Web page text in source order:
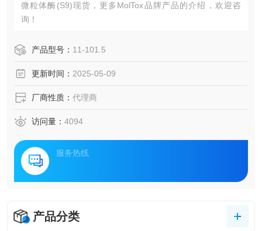
微粒体酶(S9)现货，更多MolTox品牌产品的介绍，欢迎咨
询！
产品型号： 11-101.5
更新时间： 2025-05-09
厂商性质： 代理商
访问量： 4094
服务热线
产品分类